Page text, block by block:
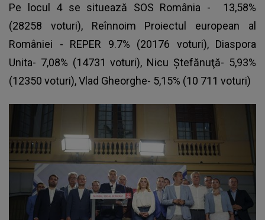
Pe locul 4 se situează SOS România - 13,58%
(28258 voturi), Reînnoim Proiectul european al
României - REPER 9.7% (20176 voturi), Diaspora
Unita- 7,08% (14731 voturi), Nicu Ştefănuţă- 5,93%
(12350 voturi), Vlad Gheorghe- 5,15% (10 711 voturi)